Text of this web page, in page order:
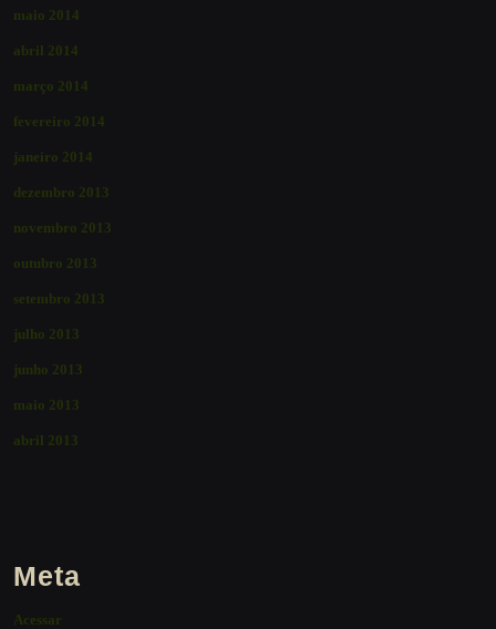
maio 2014
abril 2014
março 2014
fevereiro 2014
janeiro 2014
dezembro 2013
novembro 2013
outubro 2013
setembro 2013
julho 2013
junho 2013
maio 2013
abril 2013
Meta
Acessar